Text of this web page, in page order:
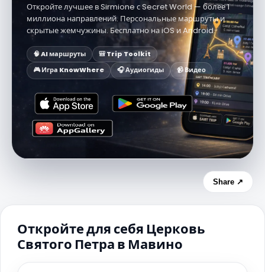
Откройте лучшее в Sirmione с Secret World — более 1
миллиона направлений. Персональные маршруты и
скрытые жемчужины. Бесплатно на iOS и Android.
🧠 AI маршруты
🎒 Trip Toolkit
🎮 Игра KnowWhere
🎧 Аудиогиды 📹 Видео
Share ↗
Откройте для себя Церковь
Святого Петра в Мавино